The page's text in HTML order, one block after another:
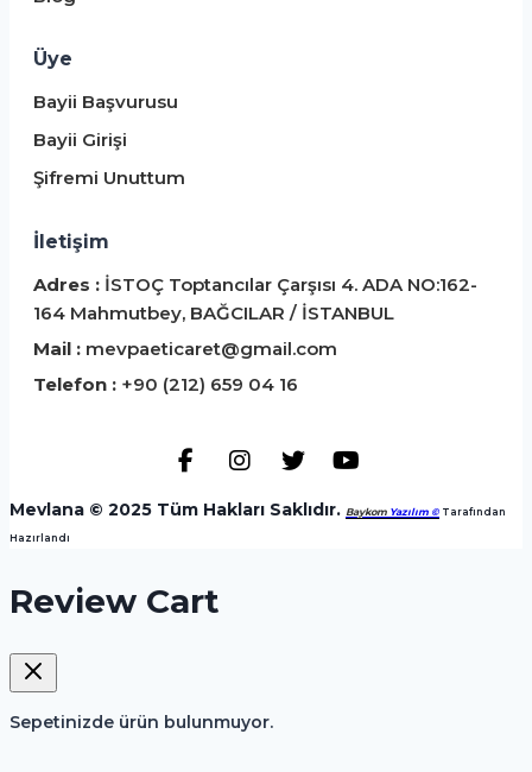
Üye
Bayii Başvurusu
Bayii Girişi
Şifremi Unuttum
İletişim
Adres : İSTOÇ Toptancılar Çarşısı 4. ADA NO:162-
164 Mahmutbey, BAĞCILAR / İSTANBUL
Mail : mevpaeticaret@gmail.com
Telefon : +90 (212) 659 04 16
Mevlana © 2025 Tüm Hakları Saklıdır. Baykom Yazılım © ️ Tarafından
Hazırlandı
Review Cart
Sepetinizde ürün bulunmuyor.